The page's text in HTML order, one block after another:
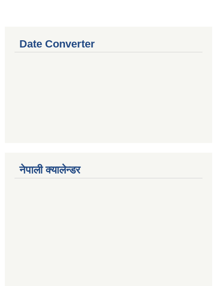
Date Converter
नेपाली क्यालेन्डर